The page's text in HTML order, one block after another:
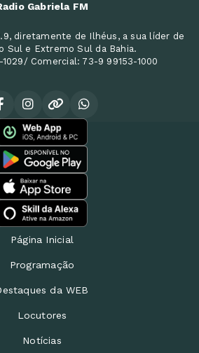
Gabriela FM
diretamente de Ilhéus, a sua líder de
Sul e Extremo Sul da Bahia.
Comercial: 73-9 99153-1000
Página Inicial
Programação
da WEB
Locutores
Notícias